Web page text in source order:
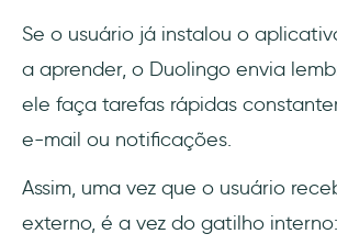
Se o usuário já instalou o
a aprender, o Duolingo envia
ele faça tarefas rápidas
e-mail ou notificações.
Assim, uma vez que o usuário
externo, é a vez do gatilho